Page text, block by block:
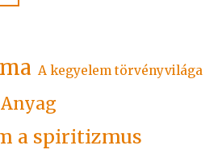
a
Anyag
alapmű"
A kegyelem törvényvilága
Anyag
a spiritizmus